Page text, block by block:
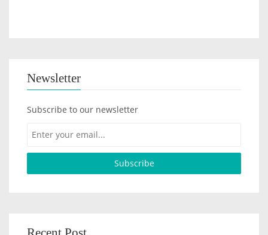
Newsletter
Subscribe to our newsletter